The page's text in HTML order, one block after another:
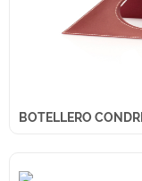
BOTELLERO CONDRI